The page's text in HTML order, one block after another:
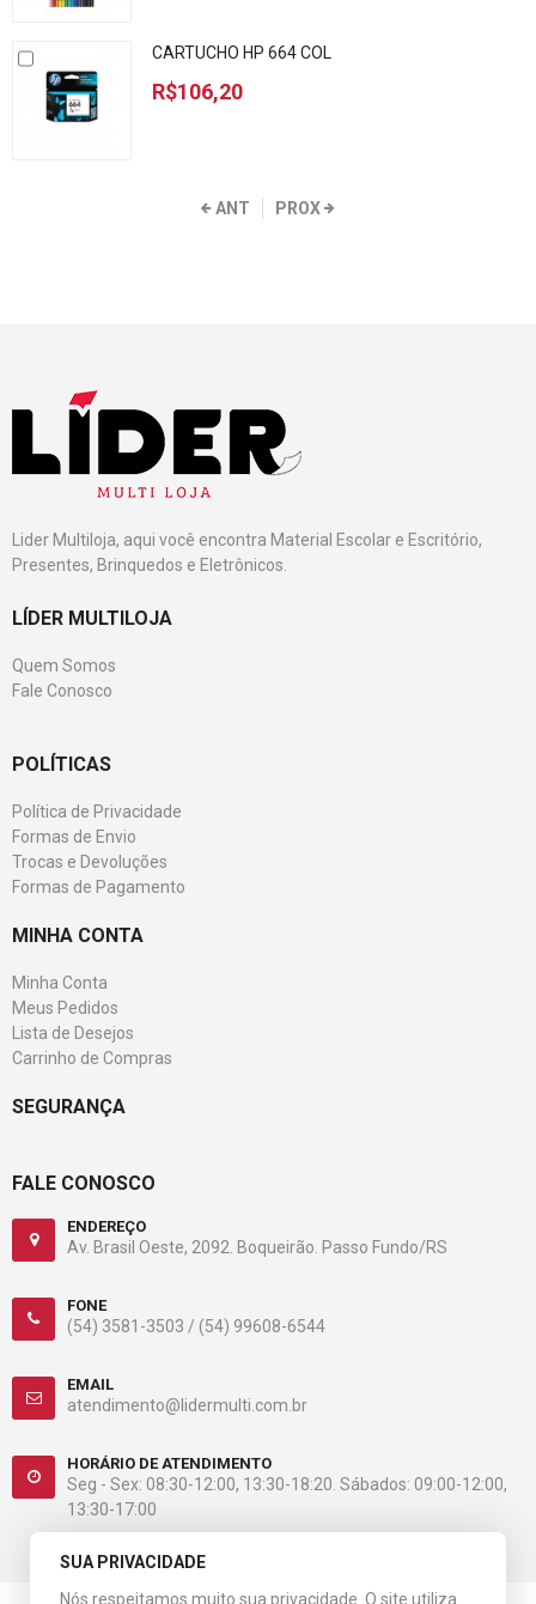
CARTUCHO HP 664 COL
R$106,20
ANT PROX
Lider Multiloja, aqui você encontra Material Escolar e Escritório,
Presentes, Brinquedos e Eletrônicos.
LÍDER MULTILOJA
Quem Somos
Fale Conosco
POLÍTICAS
Política de Privacidade
Formas de Envio
Trocas e Devoluções
Formas de Pagamento
MINHA CONTA
Minha Conta
Meus Pedidos
Lista de Desejos
Carrinho de Compras
SEGURANÇA
FALE CONOSCO
ENDEREÇO
Av. Brasil Oeste, 2092. Boqueirão. Passo Fundo/RS
FONE
(54) 3581-3503 / (54) 99608-6544
EMAIL
atendimento@lidermulti.com.br
HORÁRIO DE ATENDIMENTO
Seg - Sex: 08:30-12:00, 13:30-18:20. Sábados: 09:00-12:00,
13:30-17:00
SUA PRIVACIDADE
Nós respeitamos muito sua privacidade. O site utiliza